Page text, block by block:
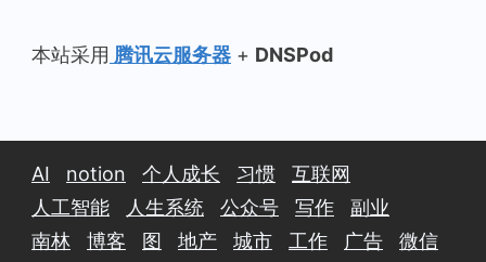
本站采用 腾讯云服务器 + DNSPod
AI notion 个人成长 习惯
互联网
人工智能
人生系统 公众号 写作
副业
南林
博客 图 地产 城市 工作 广告
微信